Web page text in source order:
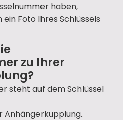
haben,
ein Foto Ihres Schlüssels
zu Ihrer
steht auf dem Schlüssel
Anhängerkupplung.